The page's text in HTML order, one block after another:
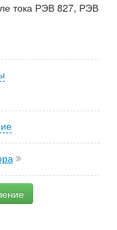
тока РЭВ 827, РЭВ